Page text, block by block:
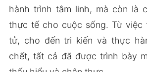
hành trình tâm linh, mà còn là
thực tế cho cuộc sống. Từ việc
tử, cho đến tri kiến và thực
chết, tất cả đã được trình bày